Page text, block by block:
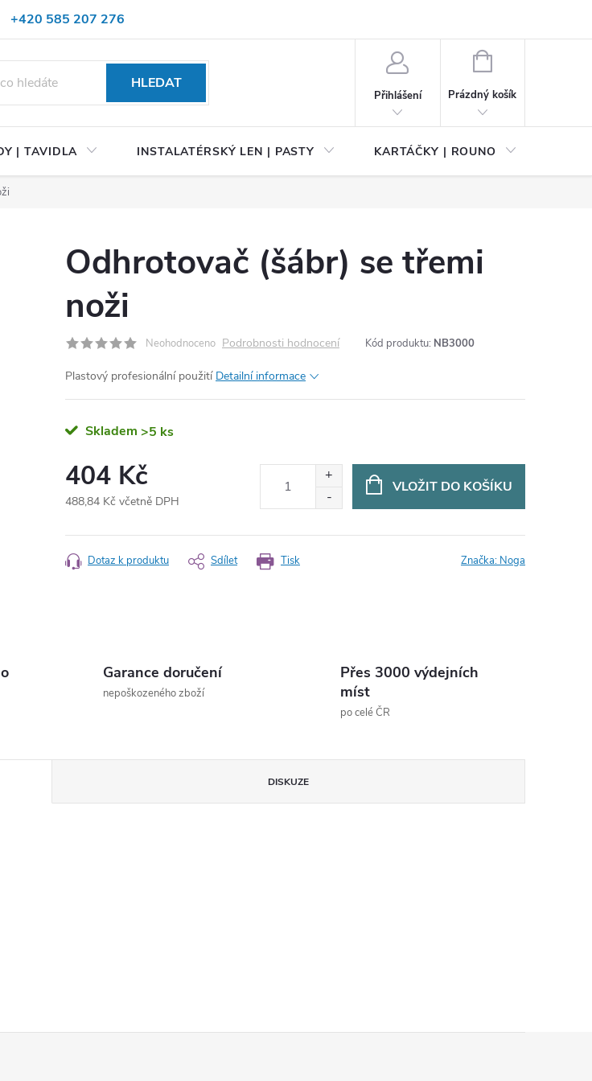
+420 585 207 276
HLEDAT
Přihlášení
NÁKUPNÍ
Prázdný košík
| TAVIDLA INSTALATÉRSKÝ LEN | PASTY KARTÁČKY | ROUNO
Odhrotovač (šábr) se třemi
noži
Neohodnoceno Podrobnosti hodnocení Kód produktu: NB3000
Plastový profesionální použití Detailní informace
Skladem >5 ks
404 Kč
488,84 Kč včetně DPH
cena:
VLOŽIT DO KOŠÍKU
Tisk
Dotaz k produktu Sdílet Značka: Noga
Garance doručení
nepoškozeného zboží
Přes 3000 výdejních
míst
po celé ČR
DISKUZE